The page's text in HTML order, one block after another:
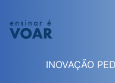
INOVAÇÃO